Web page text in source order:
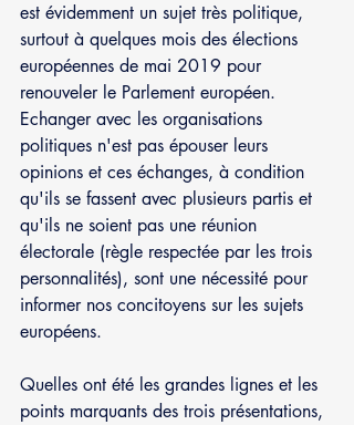
est évidemment un sujet très politique,
surtout à quelques mois des élections
européennes de mai 2019 pour
renouveler le Parlement européen.
Echanger avec les organisations
politiques n'est pas épouser leurs
opinions et ces échanges, à condition
qu'ils se fassent avec plusieurs partis et
qu'ils ne soient pas une réunion
électorale (règle respectée par les trois
personnalités), sont une nécessité pour
informer nos concitoyens sur les sujets
européens.
Quelles ont été les grandes lignes et les
points marquants des trois présentations,